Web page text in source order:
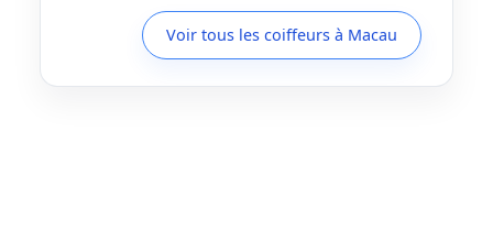
Voir tous les coiffeurs à Macau